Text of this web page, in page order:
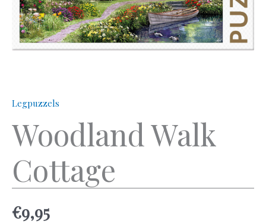
Legpuzzels
Woodland Walk
Cottage
€9,95